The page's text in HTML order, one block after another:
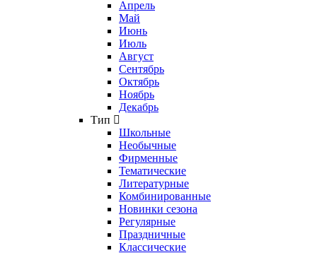
Апрель
Май
Июнь
Июль
Август
Сентябрь
Октябрь
Ноябрь
Декабрь
Тип
Школьные
Необычные
Фирменные
Тематические
Литературные
Комбинированные
Новинки сезона
Регулярные
Праздничные
Классические